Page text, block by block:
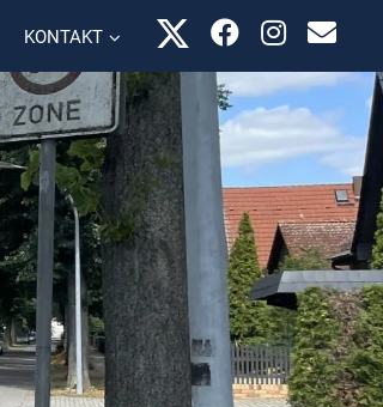
KONTAKT